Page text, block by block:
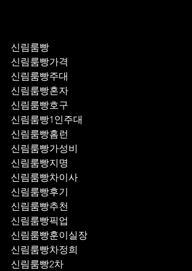
신림룸빵
신림룸빵가격
신림룸빵주대
신림룸빵혼자
신림룸빵호구
신림룸빵1인주대
신림룸빵홈런
신림룸빵가성비
신림룸빵지명
신림룸빵차이사
신림룸빵후기
신림룸빵추천
신림룸빵훈이실장
신림룸빵차정희
신림룸빵2차